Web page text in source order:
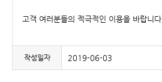
고객 여러분들의 적극적인 이용을 바랍니다.
작성일자 2019-06-03